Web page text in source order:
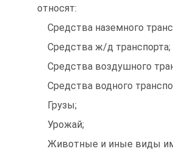
относят:
Средства наземного
Средства ж/д транспорта;
Средства воздушного
Средства водного
Грузы;
Урожай;
Животные и иные виды